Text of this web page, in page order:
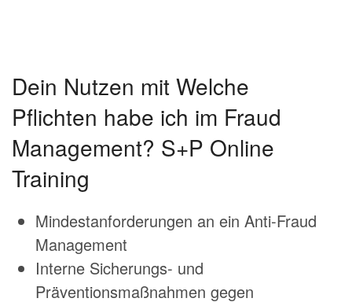
Dein Nutzen mit Welche
Pflichten habe ich im Fraud
Management? S+P Online
Training
Mindestanforderungen an ein Anti-Fraud
Management
Interne Sicherungs- und
Präventionsmaßnahmen gegen